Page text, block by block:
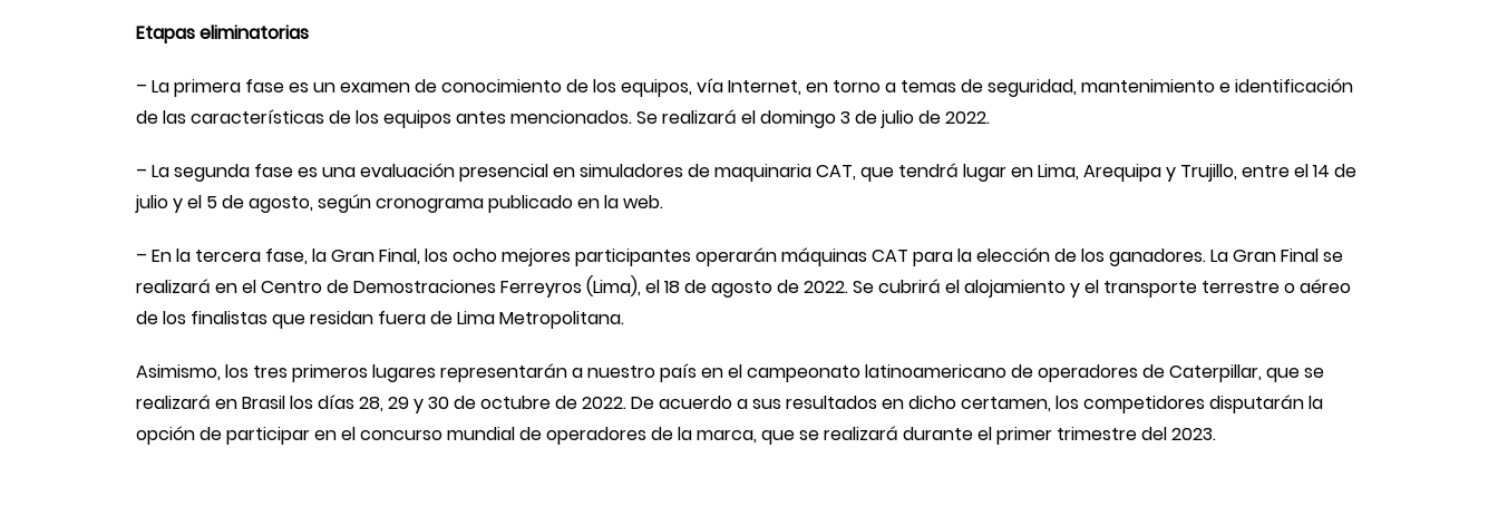
Etapas eliminatorias
– La primera fase es un examen de conocimiento de los equipos, vía Internet, en torno a temas de seguridad, mantenimiento e identificación
de las características de los equipos antes mencionados. Se realizará el domingo 3 de julio de 2022.
– La segunda fase es una evaluación presencial en simuladores de maquinaria CAT, que tendrá lugar en Lima, Arequipa y Trujillo, entre el 14 de
julio y el 5 de agosto, según cronograma publicado en la web.
– En la tercera fase, la Gran Final, los ocho mejores participantes operarán máquinas CAT para la elección de los ganadores. La Gran Final se
realizará en el Centro de Demostraciones Ferreyros (Lima), el 18 de agosto de 2022. Se cubrirá el alojamiento y el transporte terrestre o aéreo
de los finalistas que residan fuera de Lima Metropolitana.
Asimismo, los tres primeros lugares representarán a nuestro país en el campeonato latinoamericano de operadores de Caterpillar, que se
realizará en Brasil los días 28, 29 y 30 de octubre de 2022. De acuerdo a sus resultados en dicho certamen, los competidores disputarán la
opción de participar en el concurso mundial de operadores de la marca, que se realizará durante el primer trimestre del 2023.